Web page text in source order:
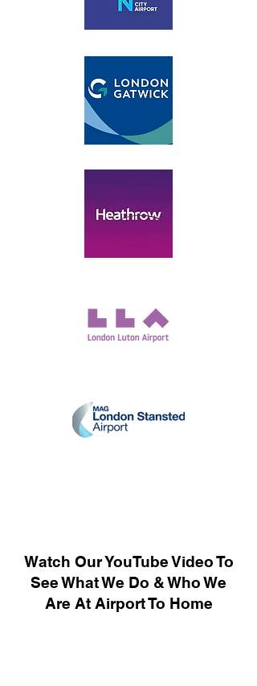
Watch Our YouTube Video To
See What We Do & Who We
Are At Airport To Home